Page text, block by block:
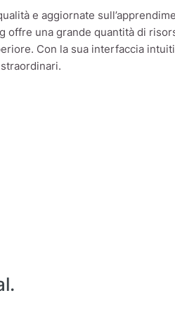
e aggiornate
una grande quantità di
Con la sua interfaccia